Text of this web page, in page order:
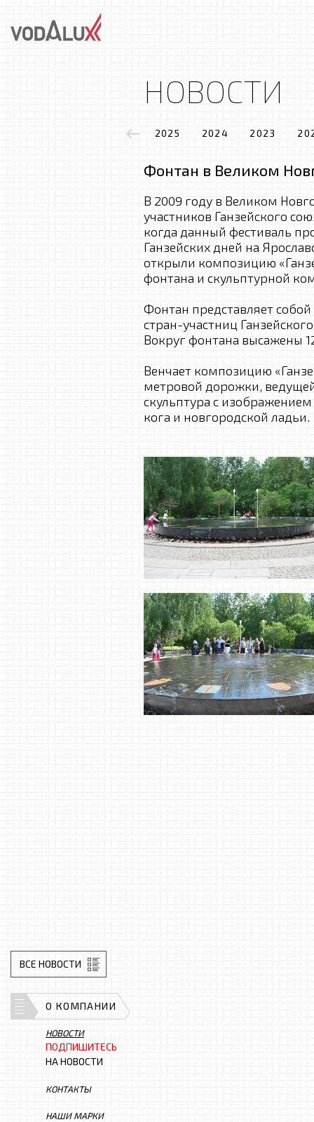
НОВОСТИ
2025 2024 2023
Фонтан в Великом
В 2009 году в Великом
участников Ганзейского
когда данный фестиваль
Ганзейских дней на
открыли композицию
фонтана и скульптурной
Фонтан представляет
стран-участниц
Вокруг фонтана высажены
Венчает композицию
метровой дорожки,
скульптура с
кога и новгородской ладьи.
ВСЕ НОВОСТИ
О КОМПАНИИ
НОВОСТИ
ПОДПИШИТЕСЬ
НА НОВОСТИ
КОНТАКТЫ
НАШИ МАРКИ